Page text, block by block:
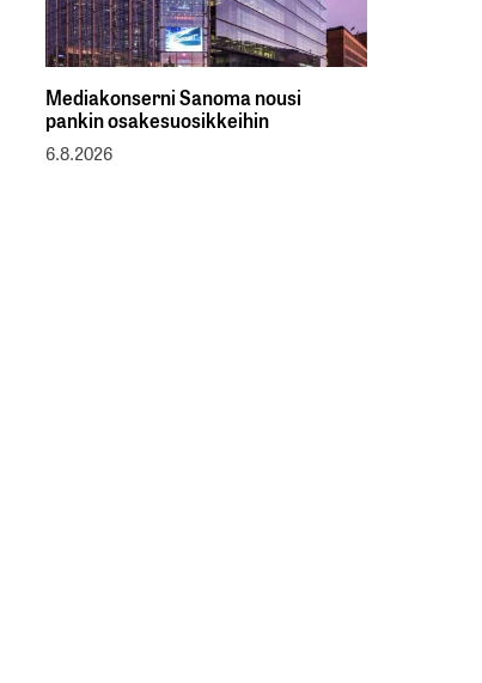
Mediakonserni Sanoma nousi
pankin osakesuosikkeihin
6.8.2026